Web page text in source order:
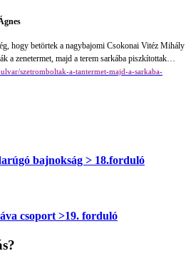
hogy betörtek a nagybajomi Csokonai Vitéz Mihály
a zenetermet, majd a terem sarkába piszkítottak…
szetromboltak-a-tantermet-majd-a-sarkaba-
bajnokság > 18.forduló
csoport >19. forduló